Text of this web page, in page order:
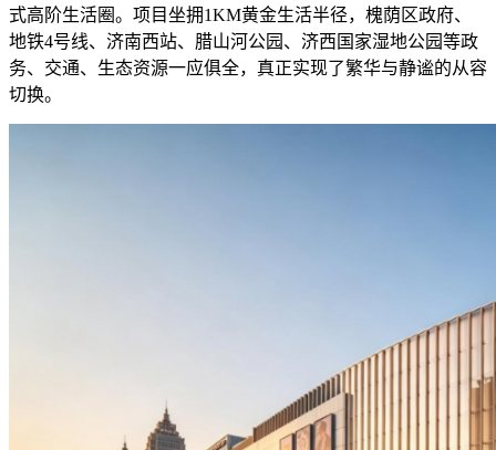
式高阶生活圈。项目坐拥1KM黄金生活半径，槐荫区政府、
地铁4号线、济南西站、腊山河公园、济西国家湿地公园等政
务、交通、生态资源一应俱全，真正实现了繁华与静谧的从容
切换。